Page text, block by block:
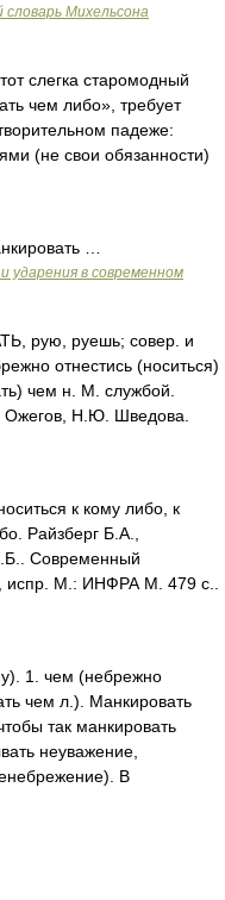
Михельсона
слегка старомодный
чем либо», требует
падеже:
(не свои обязанности)
…
ударения в современном
рую, руешь; совер. и
отнестись (носиться)
чем н. М. службой.
Ожегов, Н.Ю. Шведова.
к кому либо, к
Райзберг Б.А.,
Современный
испр. М.: ИНФРА М. 479 с..
1. чем (небрежно
чем л.). Манкировать
так манкировать
неуважение,
В